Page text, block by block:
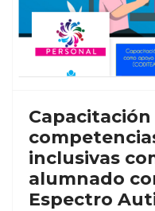
inclusivas
alumnado
Espectro